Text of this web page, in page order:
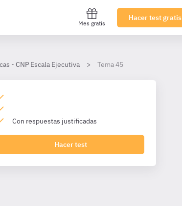
Mes gratis
Hacer test gratis
- CNP Escala Ejecutiva Tema 45
Con respuestas justificadas
Hacer test